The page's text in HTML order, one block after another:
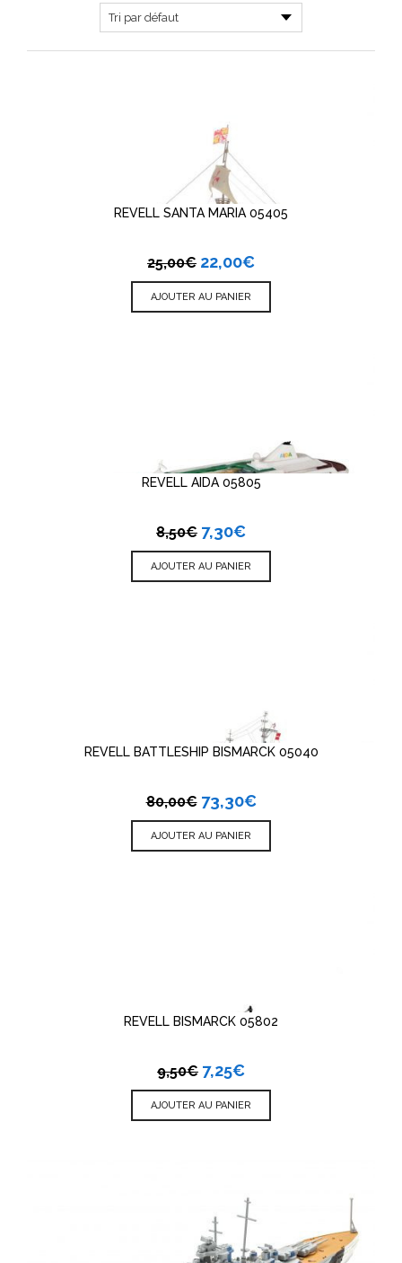
REVELL SANTA MARIA 05405
25,00€ 22,00€
AJOUTER AU PANIER
REVELL AIDA 05805
8,50€ 7,30€
AJOUTER AU PANIER
REVELL BATTLESHIP BISMARCK 05040
80,00€ 73,30€
AJOUTER AU PANIER
REVELL BISMARCK 05802
9,50€ 7,25€
AJOUTER AU PANIER